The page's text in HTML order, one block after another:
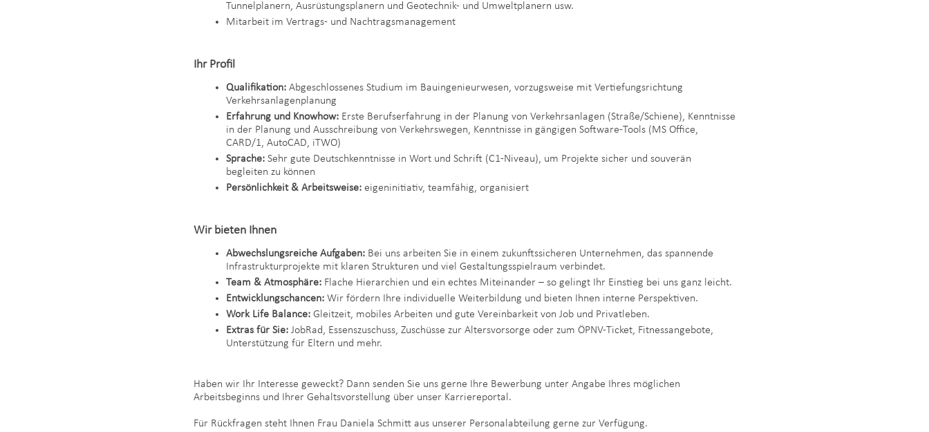
Tunnelplanern, Ausrüstungsplanern und Geotechnik- und Umweltplanern usw.
Mitarbeit im Vertrags- und Nachtragsmanagement
Ihr Profil
Qualifikation: Abgeschlossenes Studium im Bauingenieurwesen, vorzugsweise mit Vertiefungsrichtung
Verkehrsanlagenplanung
Erfahrung und Knowhow: Erste Berufserfahrung in der Planung von Verkehrsanlagen (Straße/Schiene), Kenntnisse
in der Planung und Ausschreibung von Verkehrswegen, Kenntnisse in gängigen Software-Tools (MS Office,
CARD/1, AutoCAD, iTWO)
Sprache: Sehr gute Deutschkenntnisse in Wort und Schrift (C1-Niveau), um Projekte sicher und souverän
begleiten zu können
Persönlichkeit & Arbeitsweise: eigeninitiativ, teamfähig, organisiert
Wir bieten Ihnen
Abwechslungsreiche Aufgaben: Bei uns arbeiten Sie in einem zukunftssicheren Unternehmen, das spannende
Infrastrukturprojekte mit klaren Strukturen und viel Gestaltungsspielraum verbindet.
Team & Atmosphäre: Flache Hierarchien und ein echtes Miteinander – so gelingt Ihr Einstieg bei uns ganz leicht.
Entwicklungschancen: Wir fördern Ihre individuelle Weiterbildung und bieten Ihnen interne Perspektiven.
Work Life Balance: Gleitzeit, mobiles Arbeiten und gute Vereinbarkeit von Job und Privatleben.
Extras für Sie: JobRad, Essenszuschuss, Zuschüsse zur Altersvorsorge oder zum ÖPNV-Ticket, Fitnessangebote,
Unterstützung für Eltern und mehr.
Haben wir Ihr Interesse geweckt? Dann senden Sie uns gerne Ihre Bewerbung unter Angabe Ihres möglichen
Arbeitsbeginns und Ihrer Gehaltsvorstellung über unser Karriereportal.
Für Rückfragen steht Ihnen Frau Daniela Schmitt aus unserer Personalabteilung gerne zur Verfügung.